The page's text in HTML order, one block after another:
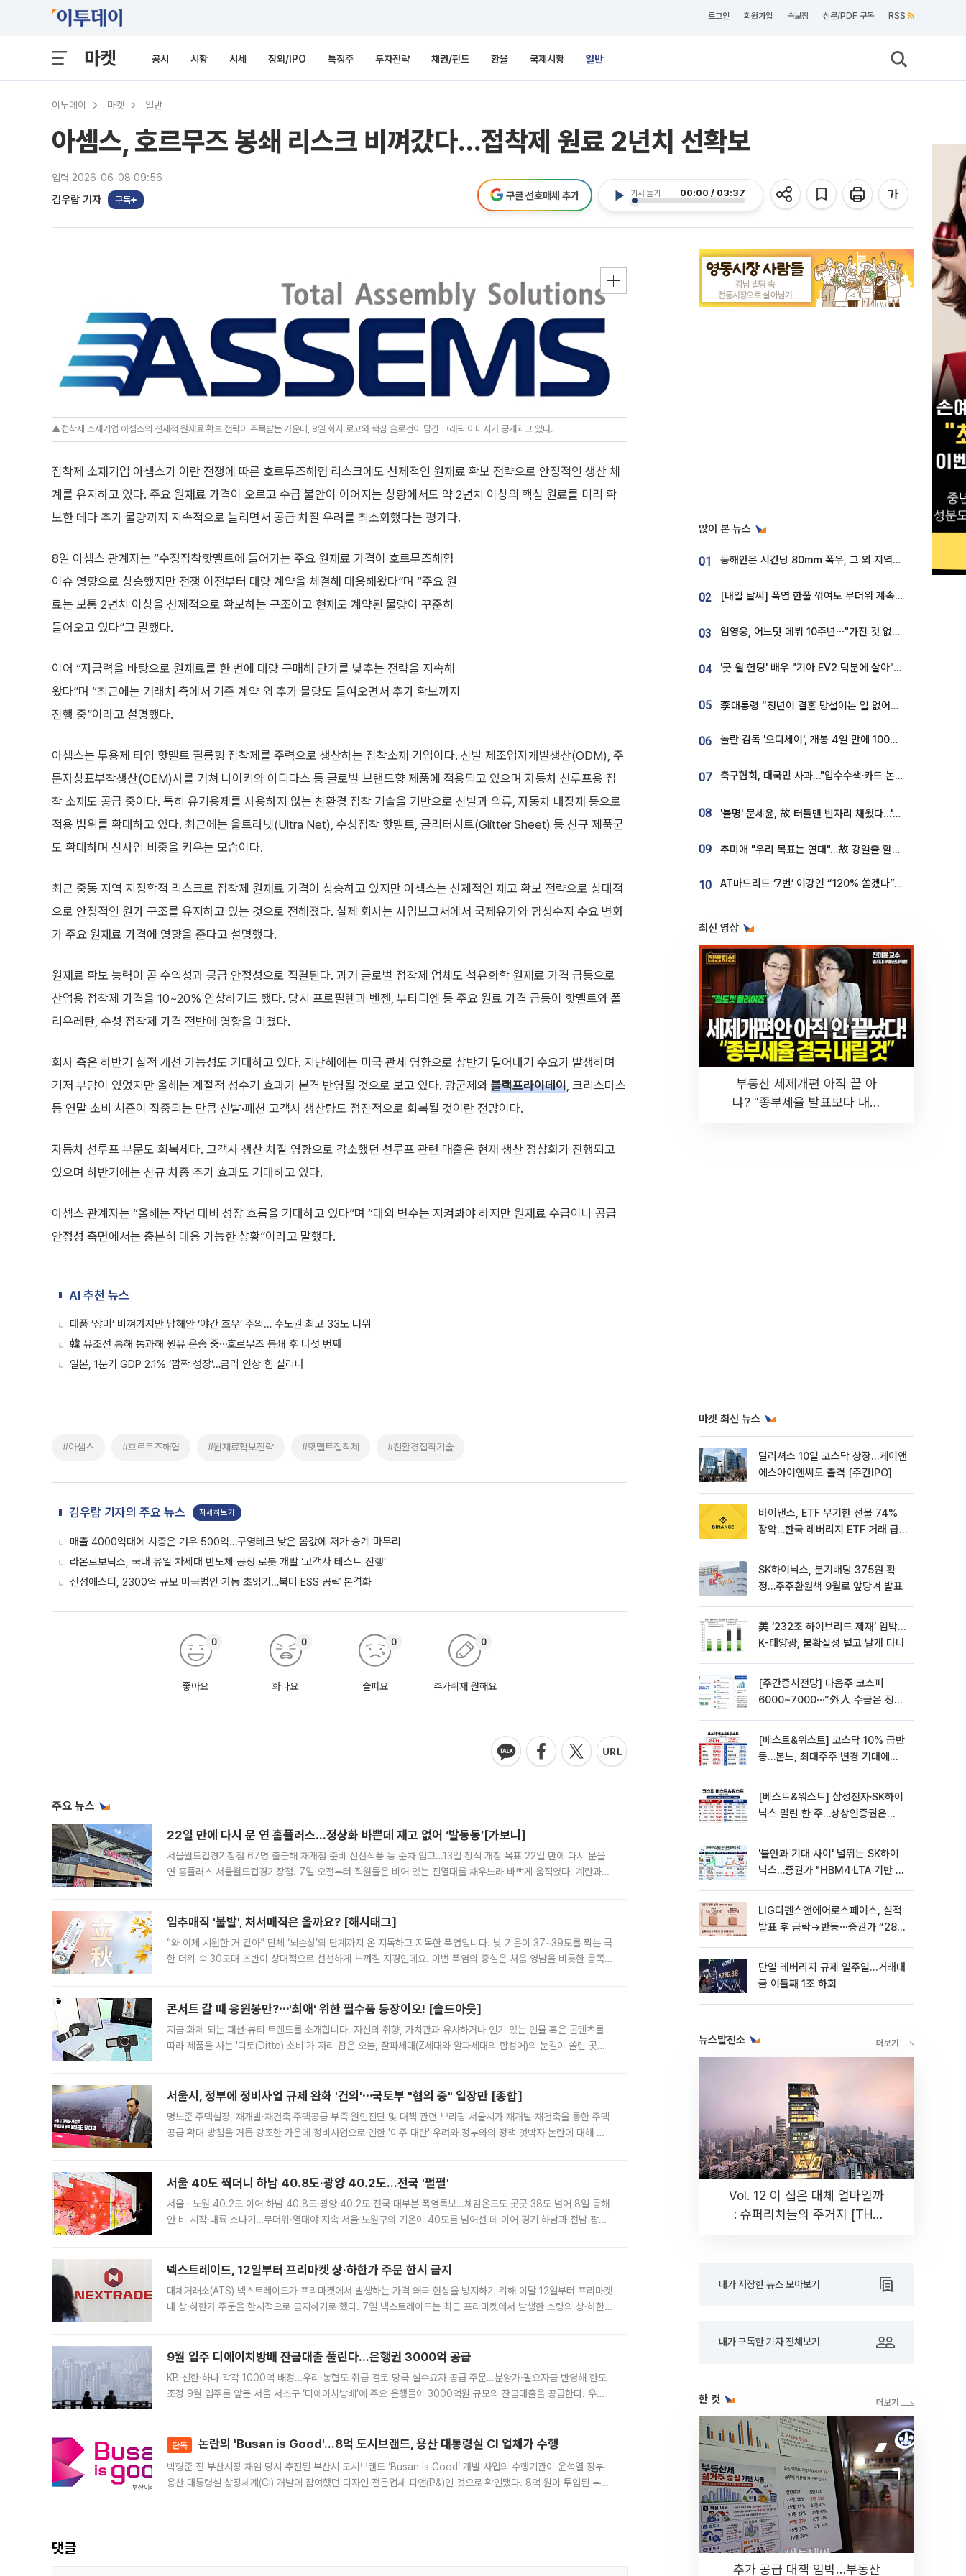
로그인 회원가입 속보창 신문/PDF 구독 RSS
마켓 공시 시황 시세 장외/IPO 특징주 투자전략 채권/펀드 환율 국제시황 일반
이투데이 마켓 일반
아셈스, 호르무즈 봉쇄 리스크 비껴갔다…접착제 원료 2년치 선확보
입력 2026-06-08 09:56
김우람 기자 구독
기사 듣기 00:00 / 03:37
구글 선호매체 추가
▲접착제 소재기업 아셈스의 선제적 원재료 확보 전략이 주목받는 가운데, 8일 회사 로고와 핵심 슬로건이 담긴 그래픽 이미지가 공개되고 있다.
접착제 소재기업 아셈스가 이란 전쟁에 따른 호르무즈해협 리스크에도 선제적인 원재료 확보 전략으로 안정적인 생산 체
계를 유지하고 있다. 주요 원재료 가격이 오르고 수급 불안이 이어지는 상황에서도 약 2년치 이상의 핵심 원료를 미리 확
보한 데다 추가 물량까지 지속적으로 늘리면서 공급 차질 우려를 최소화했다는 평가다.
8일 아셈스 관계자는 “수정접착핫멜트에 들어가는 주요 원재료 가격이 호르무즈해협
이슈 영향으로 상승했지만 전쟁 이전부터 대량 계약을 체결해 대응해왔다”며 “주요 원
료는 보통 2년치 이상을 선제적으로 확보하는 구조이고 현재도 계약된 물량이 꾸준히
들어오고 있다”고 말했다.
이어 “자금력을 바탕으로 원재료를 한 번에 대량 구매해 단가를 낮추는 전략을 지속해
왔다”며 “최근에는 거래처 측에서 기존 계약 외 추가 물량도 들여오면서 추가 확보까지
진행 중”이라고 설명했다.
아셈스는 무용제 타입 핫멜트 필름형 접착제를 주력으로 생산하는 접착소재 기업이다. 신발 제조업자개발생산(ODM), 주
문자상표부착생산(OEM)사를 거쳐 나이키와 아디다스 등 글로벌 브랜드향 제품에 적용되고 있으며 자동차 선루프용 접
착 소재도 공급 중이다. 특히 유기용제를 사용하지 않는 친환경 접착 기술을 기반으로 신발과 의류, 자동차 내장재 등으로
적용 범위를 확대하고 있다. 최근에는 울트라넷(Ultra Net), 수성접착 핫멜트, 글리터시트(Glitter Sheet) 등 신규 제품군
도 확대하며 신사업 비중을 키우는 모습이다.
최근 중동 지역 지정학적 리스크로 접착제 원재료 가격이 상승하고 있지만 아셈스는 선제적인 재고 확보 전략으로 상대적
으로 안정적인 원가 구조를 유지하고 있는 것으로 전해졌다. 실제 회사는 사업보고서에서 국제유가와 합성수지 수요 변화
가 주요 원재료 가격에 영향을 준다고 설명했다.
원재료 확보 능력이 곧 수익성과 공급 안정성으로 직결된다. 과거 글로벌 접착제 업체도 석유화학 원재료 가격 급등으로
산업용 접착제 가격을 10~20% 인상하기도 했다. 당시 프로필렌과 벤젠, 부타디엔 등 주요 원료 가격 급등이 핫멜트와 폴
리우레탄, 수성 접착제 가격 전반에 영향을 미쳤다.
회사 측은 하반기 실적 개선 가능성도 기대하고 있다. 지난해에는 미국 관세 영향으로 상반기 밀어내기 수요가 발생하며
기저 부담이 있었지만 올해는 계절적 성수기 효과가 본격 반영될 것으로 보고 있다. 광군제와 블랙프라이데이, 크리스마스
등 연말 소비 시즌이 집중되는 만큼 신발·패션 고객사 생산량도 점진적으로 회복될 것이란 전망이다.
자동차 선루프 부문도 회복세다. 고객사 생산 차질 영향으로 감소했던 선루프 관련 매출은 현재 생산 정상화가 진행되고
있으며 하반기에는 신규 차종 추가 효과도 기대하고 있다.
아셈스 관계자는 “올해는 작년 대비 성장 흐름을 기대하고 있다”며 “대외 변수는 지켜봐야 하지만 원재료 수급이나 공급
안정성 측면에서는 충분히 대응 가능한 상황”이라고 말했다.
AI 추천 뉴스
태풍 ‘장미’ 비껴가지만 남해안 ‘야간 호우’ 주의… 수도권 최고 33도 더위
韓 유조선 홍해 통과해 원유 운송 중⋯호르무즈 봉쇄 후 다섯 번째
일본, 1분기 GDP 2.1% ‘깜짝 성장’…금리 인상 힘 실리나
#아셈스 #호르무즈해협 #원재료확보전략 #핫멜트접착제 #친환경접착기술
김우람 기자의 주요 뉴스 자세히보기
매출 4000억대에 시총은 겨우 500억…구영테크 낮은 몸값에 저가 승계 마무리
라온로보틱스, 국내 유일 차세대 반도체 공정 로봇 개발 ‘고객사 테스트 진행’
신성에스티, 2300억 규모 미국법인 가동 초읽기…북미 ESS 공략 본격화
좋아요
0
화나요
0
슬퍼요
0
추가취재 원해요
0
주요 뉴스
22일 만에 다시 문 연 홈플러스…정상화 바쁜데 재고 없어 ‘발동동’[가보니]
서울월드컵경기장점 67명 출근해 재개점 준비 신선식품 등 순차 입고…13일 정식 개장 목표 22일 만에 다시 문을
연 홈플러스 서울월드컵경기장점. 7일 오전부터 직원들은 비어 있는 진열대를 채우느라 바쁘게 움직였다. 계란과
입추매직 '불발', 처서매직은 올까요? [해시태그]
“와 이제 시원한 거 같아” 단체 ‘뇌손상’의 단계까지 온 지독하고 지독한 폭염입니다. 낮 기온이 37~39도를 찍는 극
한 더위 속 30도대 초반이 상대적으로 선선하게 느껴질 지경인데요. 이번 폭염의 중심은 처음 영남을 비롯한 동쪽
콘서트 갈 때 응원봉만?⋯'최애' 위한 필수품 등장이오! [솔드아웃]
지금 화제 되는 패션·뷰티 트렌드를 소개합니다. 자신의 취향, 가치관과 유사하거나 인기 있는 인물 혹은 콘텐츠를
따라 제품을 사는 '디토(Ditto) 소비'가 자리 잡은 오늘, 잘파세대(Z세대와 알파세대의 합성어)의 눈길이 쏠린 곳은
서울시, 정부에 정비사업 규제 완화 '건의'⋯국토부 "협의 중" 입장만 [종합]
명노준 주택실장, 재개발·재건축 주택공급 부족 원인진단 및 대책 관련 브리핑 서울시가 재개발·재건축을 통한 주택
공급 확대 방침을 거듭 강조한 가운데 정비사업으로 인한 '이주 대란' 우려와 정부와의 정책 엇박자 논란에 대해 정
서울 40도 찍더니 하남 40.8도·광양 40.2도…전국 '펄펄'
서울ㆍ노원 40.2도 이어 하남 40.8도·광양 40.2도 전국 대부분 폭염특보…체감온도도 곳곳 38도 넘어 8일 동해
안 비 시작·내륙 소나기…무더위·열대야 지속 서울 노원구의 기온이 40도를 넘어선 데 이어 경기 하남과 전남 광양
넥스트레이드, 12일부터 프리마켓 상·하한가 주문 한시 금지
대체거래소(ATS) 넥스트레이드가 프리마켓에서 발생하는 가격 왜곡 현상을 방지하기 위해 이달 12일부터 프리마켓
내 상·하한가 주문을 한시적으로 금지하기로 했다. 7일 넥스트레이드는 최근 프리마켓에서 발생한 소량의 상·하한
9월 입주 디에이치방배 잔금대출 풀린다…은행권 3000억 공급
KB·신한·하나 각각 1000억 배정…우리·농협도 취급 검토 당국 실수요자 공급 주문…분양가·필요자금 반영해 한도
조정 9월 입주를 앞둔 서울 서초구 ‘디에이치방배’에 주요 은행들이 3000억원 규모의 잔금대출을 공급한다. 우리
단독 논란의 'Busan is Good'…8억 도시브랜드, 용산 대통령실 CI 업체가 수행
박형준 전 부산시장 재임 당시 추진된 부산시 도시브랜드 ‘Busan is Good’ 개발 사업의 수행기관이 윤석열 정부
용산 대통령실 상징체계(CI) 개발에 참여했던 디자인 전문업체 피앤(P&)인 것으로 확인됐다. 8억 원이 투입된 부산
댓글
많이 본 뉴스
01 동해안은 시간당 80㎜ 폭우, 그 외 지역은 폭염…‘극과 극 날씨’
02 [내일 날씨] 폭염 한풀 꺾여도 무더위 계속⋯동해안 이틀 연속 비
03 임영웅, 어느덧 데뷔 10주년⋯"가진 것 없던 시절, 내 앞엔 20명의 팬뿐"
04 '굿 윌 헌팅' 배우 "기아 EV2 덕분에 살아"…교통사고 후 안전성 극찬
05 李대통령 “청년이 결혼 망설이는 일 없어야...제도상 불이익 조사”
06 놀란 감독 '오디세이', 개봉 4일 만에 100만 돌파⋯'왕사남' 보다 빠르다
07 축구협회, 대국민 사과…"압수수색·카드 논란 사죄, 강도 높은 쇄신"
08 '불명' 문세윤, 故 터틀맨 빈자리 채웠다…'거북이' 눈물의 최종 우승
09 추미애 "우리 목표는 연대"…故 강일출 할머니 흉상 제막
10 AT마드리드 ‘7번’ 이강인 “120% 쏟겠다”⋯시메오네 감독 “필요한 선수”
최신 영상
부동산 세제개편 아직 끝 아
냐? "종부세율 발표보다 내릴
마켓 최신 뉴스
딜리셔스 10일 코스닥 상장…케이앤
에스아이앤씨도 출격 [주간IPO]
바이낸스, ETF 무기한 선물 74%
장악…한국 레버리지 ETF 거래 급
SK하이닉스, 분기배당 375원 확
정…주주환원책 9월로 앞당겨 발표
美 ‘232조 하이브리드 제재’ 임박…
K-태양광, 불확실성 털고 날개 다나
[주간증시전망] 다음주 코스피
6000~7000⋯“外人 수급은 정책
[베스트&워스트] 코스닥 10% 급반
등…본느, 최대주주 변경 기대에
[베스트&워스트] 삼성전자·SK하이
닉스 밀린 한 주…상상인증권은
'불안과 기대 사이' 널뛰는 SK하이
닉스…증권가 "HBM4·LTA 기반 펀
LIG디펜스앤에어로스페이스, 실적
발표 후 급락→반등⋯증권가 “28년
단일 레버리지 규제 일주일…거래대
금 이틀째 1조 하회
뉴스발전소
Vol. 12 이 집은 대체 얼마일까
: 슈퍼리치들의 주거지 [THE
내가 저장한 뉴스 모아보기
내가 구독한 기자 전체보기
한 컷
추가 공급 대책 임박…부동산